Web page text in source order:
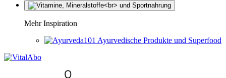
Mehr Inspiration
Ayurvedische Produkte und Superfood